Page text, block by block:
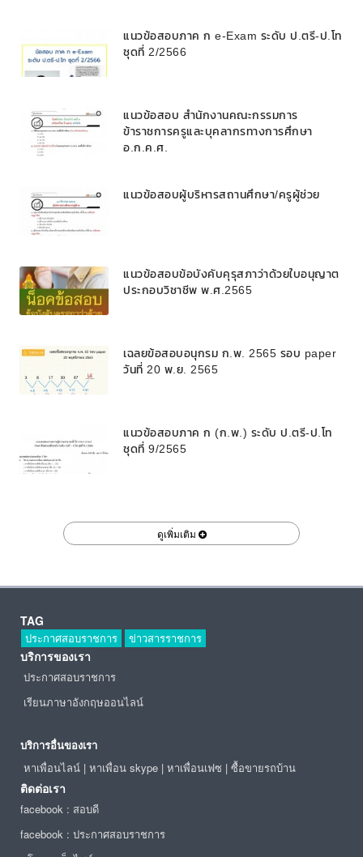
แนวข้อสอบภาค ก e-Exam ระดับ ป.ตรี-ป.โท
ชุดที่ 2/2566
แนวข้อสอบ สำนักงานคณะกรรมการ
ข้าราชการครูและบุคลากรทางการศึกษา
อ.ก.ค.ศ.
แนวข้อสอบผู้บริหารสถานศึกษา/ครูผู้ช่วย
แนวข้อสอบข้อบังคับคุรุสภาว่าด้วยใบอนุญาต
ประกอบวิชาชีพ พ.ศ.2565
เฉลยข้อสอบอนุกรม ก.พ. 2565 รอบ paper
วันที่ 20 พ.ย. 2565
แนวข้อสอบภาค ก (ก.พ.) ระดับ ป.ตรี-ป.โท
ชุดที่ 9/2565
ดูเพิ่มเติม
TAG
ประกาศสอบราชการ ข่าวสารราชการ
บริการของเรา
ประกาศสอบราชการ
เรียนภาษาอังกฤษออนไลน์
บริการอื่นของเรา
หาเพื่อนไลน์ | หาเพื่อน skype | หาเพื่อนเฟซ | ซื้อขายรถบ้าน
ติดต่อเรา
facebook : สอบดี
facebook : ประกาศสอบราชการ